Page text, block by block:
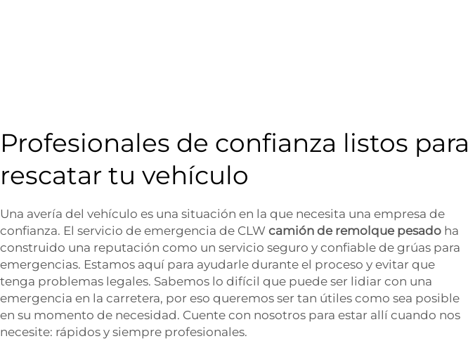
Profesionales de confianza listos para
rescatar tu vehículo
Una avería del vehículo es una situación en la que necesita una empresa de
confianza. El servicio de emergencia de CLW camión de remolque pesado ha
construido una reputación como un servicio seguro y confiable de grúas para
emergencias. Estamos aquí para ayudarle durante el proceso y evitar que
tenga problemas legales. Sabemos lo difícil que puede ser lidiar con una
emergencia en la carretera, por eso queremos ser tan útiles como sea posible
en su momento de necesidad. Cuente con nosotros para estar allí cuando nos
necesite: rápidos y siempre profesionales.